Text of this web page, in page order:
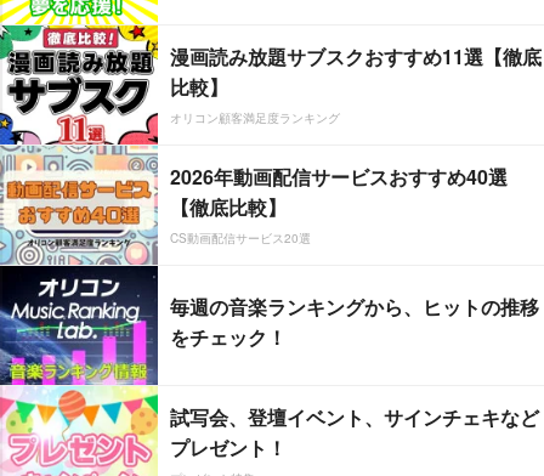
漫画読み放題サブスクおすすめ11選【徹底
比較】
オリコン顧客満足度ランキング
2026年動画配信サービスおすすめ40選
【徹底比較】
CS動画配信サービス20選
毎週の音楽ランキングから、ヒットの推移
をチェック！
試写会、登壇イベント、サインチェキなど
プレゼント！